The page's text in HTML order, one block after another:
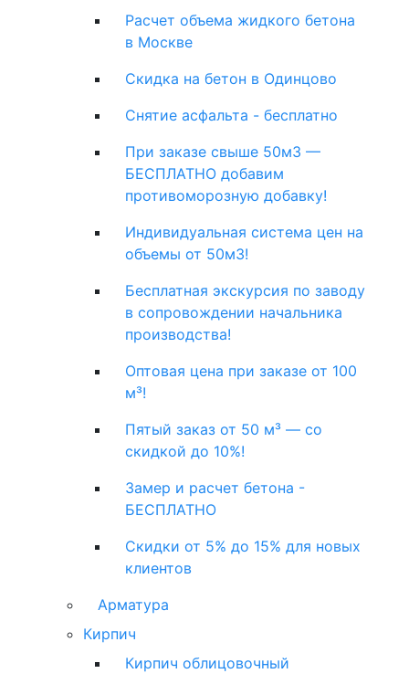
Расчет объема жидкого бетона
в Москве
Скидка на бетон в Одинцово
Снятие асфальта - бесплатно
При заказе свыше 50м3 —
БЕСПЛАТНО добавим
противоморозную добавку!
Индивидуальная система цен на
объемы от 50м3!
Бесплатная экскурсия по заводу
в сопровождении начальника
производства!
Оптовая цена при заказе от 100
м³!
Пятый заказ от 50 м³ — со
скидкой до 10%!
Замер и расчет бетона -
БЕСПЛАТНО
Скидки от 5% до 15% для новых
клиентов
Арматура
Кирпич
Кирпич облицовочный